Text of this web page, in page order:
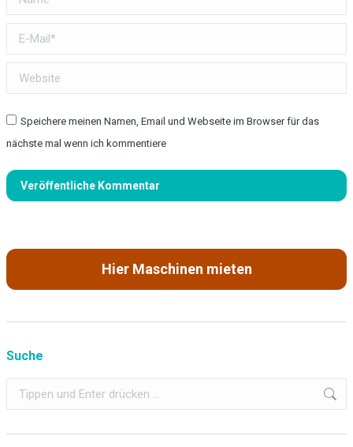
E-Mail *
Website
Speichere meinen Namen, Email und Webseite im Browser für das
nächste mal wenn ich kommentiere
Veröffentliche Kommentar
Hier Maschinen mieten
Suche
Search: